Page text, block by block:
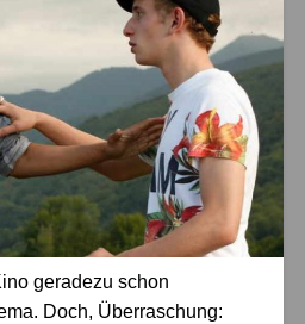
geradezu schon
Doch, Überraschung: